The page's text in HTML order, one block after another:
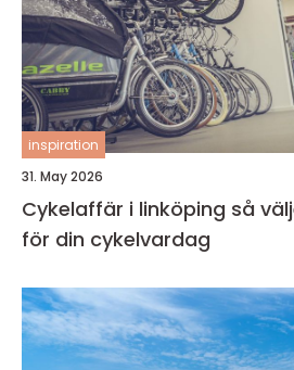
inspiration
31. May 2026
Cykelaffär i linköping så väljer du rätt butik
för din cykelvardag